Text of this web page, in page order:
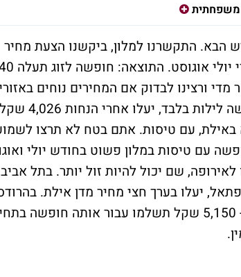
הבא. התקשרנו למלון, ביקשנו הצעת מחיר
לתאריכים באמצע החודש, כדי
ורצינו לבדוק אם המחירים נוחים
אחרים. פנינו לקלאב הוטל, שם המחיר זול יותר. שלושה לילות בלבד,
עם טיסות. אתם בטח לא תרצו
עם טיסות במלון פשוט בחודש יולי
שם יכול להיות זול יותר. בתל אביב
יעלו בערך חצי מחיר מדן אילת.
תשלמו 3,500 שקל "בלבד". בקיץ המחיר אחר לגמרי - 5,150 שקל תשלמו עבור אותה